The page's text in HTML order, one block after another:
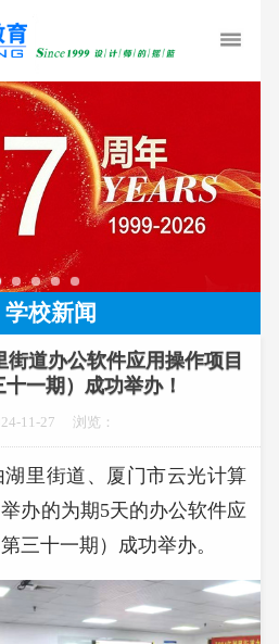
学校新闻
街道办公软件应用操作项目
一期）成功举办！
11-27 浏览：
湖里街道、厦门市云光计算
办的为期5天的办公软件应
三十一期）成功举办。